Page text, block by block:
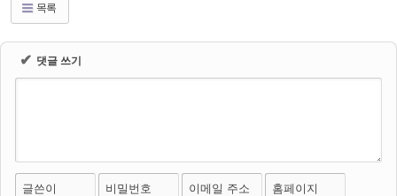
목록
✔ 댓글 쓰기
글쓴이 비밀번호 이메일 주소 홈페이지